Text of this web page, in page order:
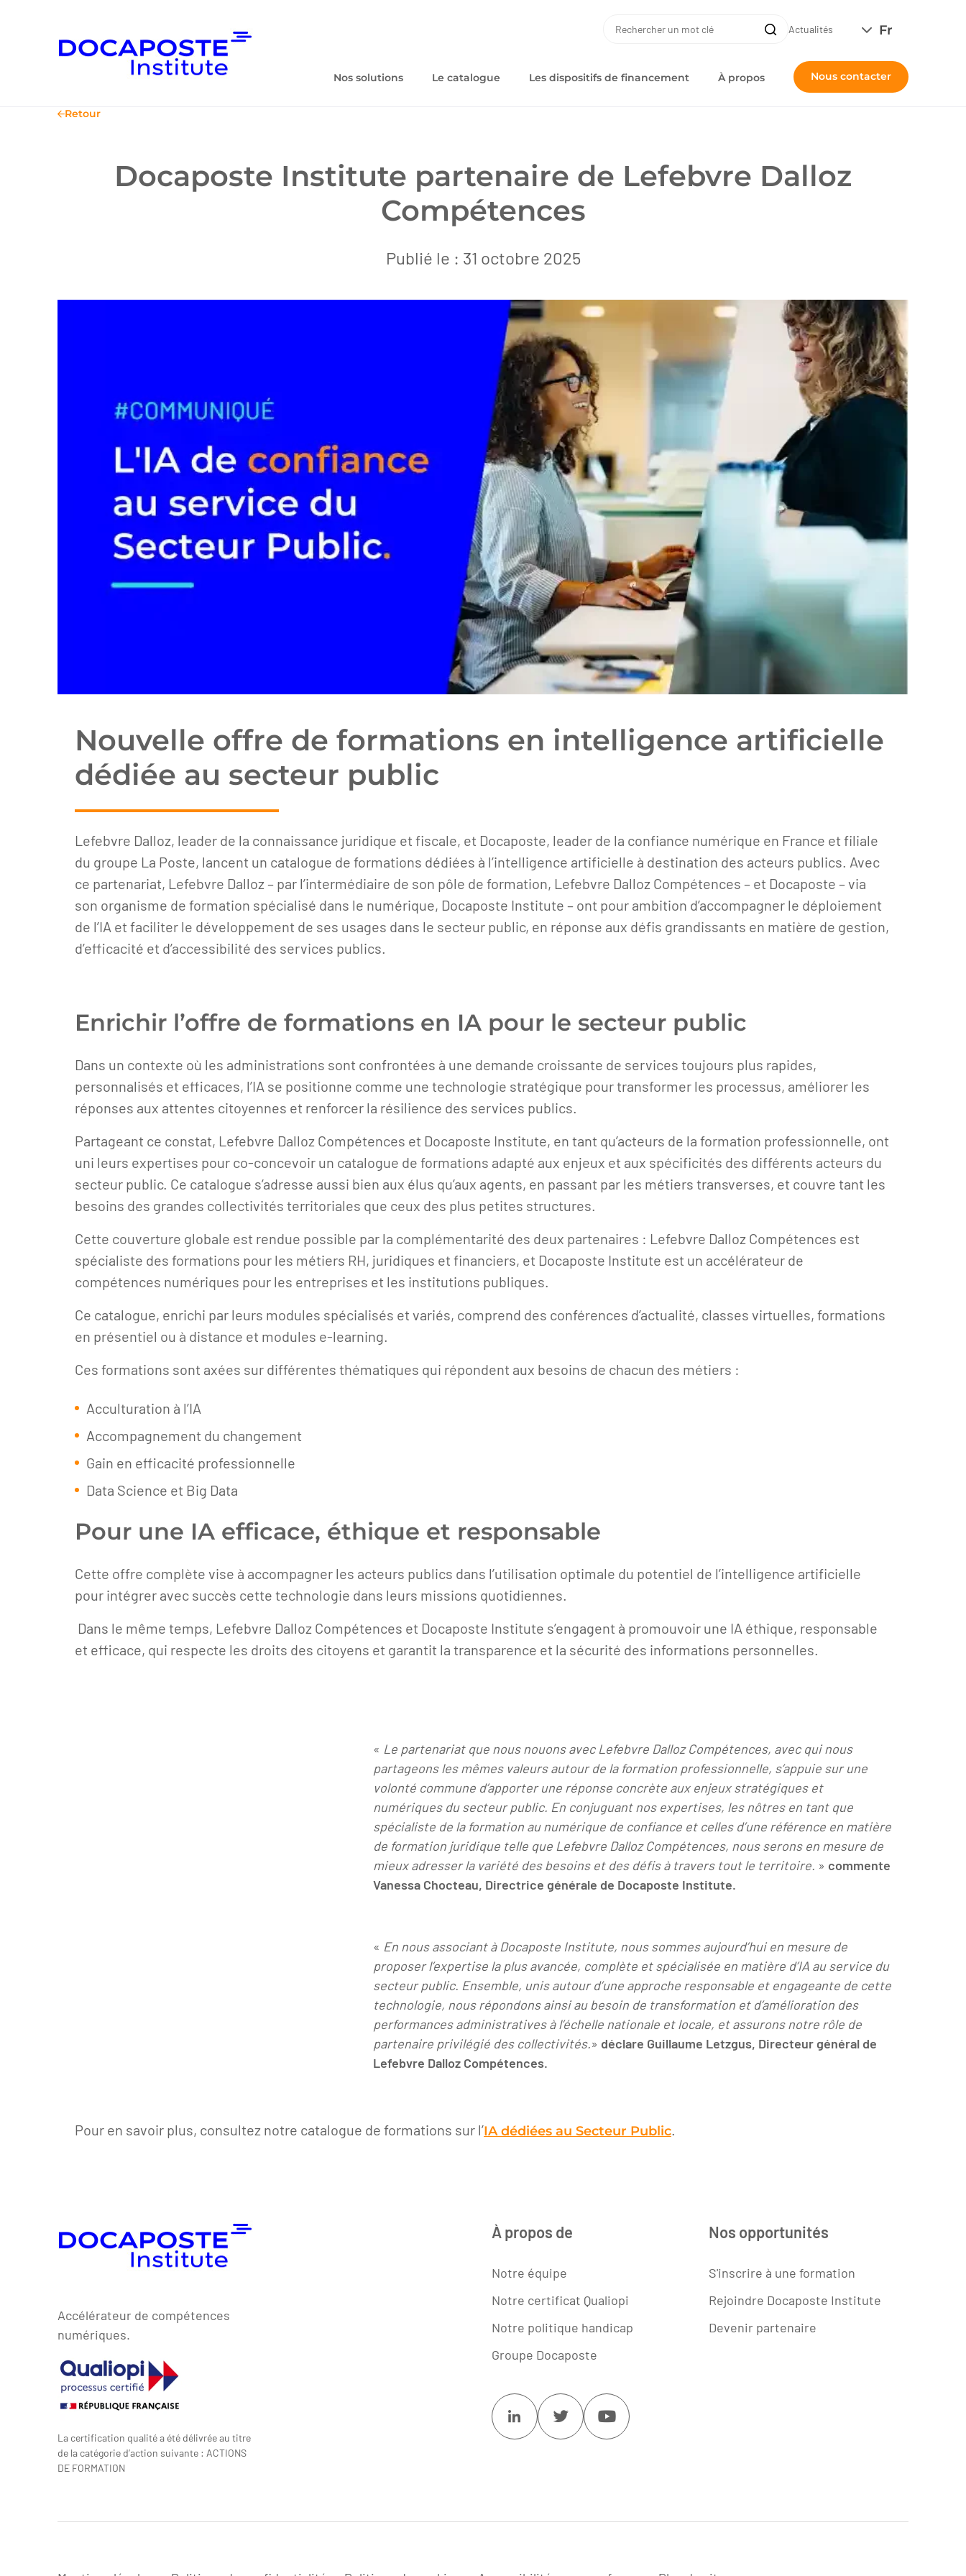
Fr
RECHERCHE Recherche
Actualités
Nos solutions Le catalogue Les dispositifs de financement À propos Nous contacter
Retour
Docaposte Institute partenaire de Lefebvre Dalloz
Compétences
Publié le : 31 octobre 2025
Nouvelle offre de formations en intelligence artificielle
dédiée au secteur public
Lefebvre Dalloz, leader de la connaissance juridique et fiscale, et Docaposte, leader de la confiance numérique en France et filiale
du groupe La Poste, lancent un catalogue de formations dédiées à l’intelligence artificielle à destination des acteurs publics. Avec
ce partenariat, Lefebvre Dalloz – par l’intermédiaire de son pôle de formation, Lefebvre Dalloz Compétences – et Docaposte – via
son organisme de formation spécialisé dans le numérique, Docaposte Institute – ont pour ambition d’accompagner le déploiement
de l’IA et faciliter le développement de ses usages dans le secteur public, en réponse aux défis grandissants en matière de gestion,
d’efficacité et d’accessibilité des services publics.
Enrichir l’offre de formations en IA pour le secteur public
Dans un contexte où les administrations sont confrontées à une demande croissante de services toujours plus rapides,
personnalisés et efficaces, l’IA se positionne comme une technologie stratégique pour transformer les processus, améliorer les
réponses aux attentes citoyennes et renforcer la résilience des services publics.
Partageant ce constat, Lefebvre Dalloz Compétences et Docaposte Institute, en tant qu’acteurs de la formation professionnelle, ont
uni leurs expertises pour co-concevoir un catalogue de formations adapté aux enjeux et aux spécificités des différents acteurs du
secteur public. Ce catalogue s’adresse aussi bien aux élus qu’aux agents, en passant par les métiers transverses, et couvre tant les
besoins des grandes collectivités territoriales que ceux des plus petites structures.
Cette couverture globale est rendue possible par la complémentarité des deux partenaires : Lefebvre Dalloz Compétences est
spécialiste des formations pour les métiers RH, juridiques et financiers, et Docaposte Institute est un accélérateur de
compétences numériques pour les entreprises et les institutions publiques.
Ce catalogue, enrichi par leurs modules spécialisés et variés, comprend des conférences d’actualité, classes virtuelles, formations
en présentiel ou à distance et modules e-learning.
Ces formations sont axées sur différentes thématiques qui répondent aux besoins de chacun des métiers :
Acculturation à l’IA
Accompagnement du changement
Gain en efficacité professionnelle
Data Science et Big Data
Pour une IA efficace, éthique et responsable
Cette offre complète vise à accompagner les acteurs publics dans l’utilisation optimale du potentiel de l’intelligence artificielle
pour intégrer avec succès cette technologie dans leurs missions quotidiennes.
Dans le même temps, Lefebvre Dalloz Compétences et Docaposte Institute s’engagent à promouvoir une IA éthique, responsable
et efficace, qui respecte les droits des citoyens et garantit la transparence et la sécurité des informations personnelles.
« Le partenariat que nous nouons avec Lefebvre Dalloz Compétences, avec qui nous
partageons les mêmes valeurs autour de la formation professionnelle, s’appuie sur une
volonté commune d’apporter une réponse concrète aux enjeux stratégiques et
numériques du secteur public. En conjuguant nos expertises, les nôtres en tant que
spécialiste de la formation au numérique de confiance et celles d’une référence en matière
de formation juridique telle que Lefebvre Dalloz Compétences, nous serons en mesure de
mieux adresser la variété des besoins et des défis à travers tout le territoire. » commente
Vanessa Chocteau, Directrice générale de Docaposte Institute.
« En nous associant à Docaposte Institute, nous sommes aujourd’hui en mesure de
proposer l’expertise la plus avancée, complète et spécialisée en matière d’IA au service du
secteur public. Ensemble, unis autour d’une approche responsable et engageante de cette
technologie, nous répondons ainsi au besoin de transformation et d’amélioration des
performances administratives à l’échelle nationale et locale, et assurons notre rôle de
partenaire privilégié des collectivités.» déclare Guillaume Letzgus, Directeur général de
Lefebvre Dalloz Compétences.
Pour en savoir plus, consultez notre catalogue de formations sur l’IA dédiées au Secteur Public.
Accélérateur de compétences
numériques.
La certification qualité a été délivrée au titre
de la catégorie d’action suivante : ACTIONS
DE FORMATION
À propos de
Notre équipe
Notre certificat Qualiopi
Notre politique handicap
Groupe Docaposte
LinkedinTwitter Youtube
Nos opportunités
S'inscrire à une formation
Rejoindre Docaposte Institute
Devenir partenaire